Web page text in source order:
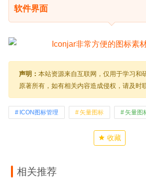
软件界面
声明： 本站资源来自互联网，仅用于学习和
原著所有，如有相关内容造成侵权，请及时
ICON图标管理 矢量图标 矢量图
收藏
相关推荐